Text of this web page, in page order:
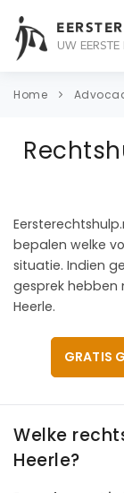
UW
CONTACT
Home
bepalen welke
situatie. Indien
gesprek hebben
Heerle.
GRATIS
Welke
Heerle?